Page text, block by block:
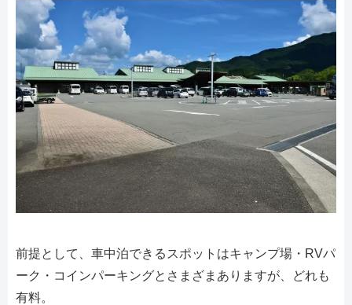
前提として、車中泊できるスポットはキャンプ場・RVパ
ーク・コインパーキングとさまざまありますが、どれも
有料。